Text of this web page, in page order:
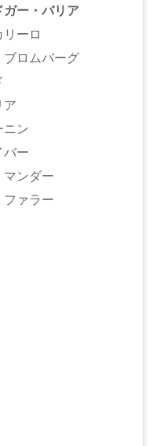
ガー・バリア
ーロ
ロムバーグ
ア
ニン
ー
ンダー
ァラー